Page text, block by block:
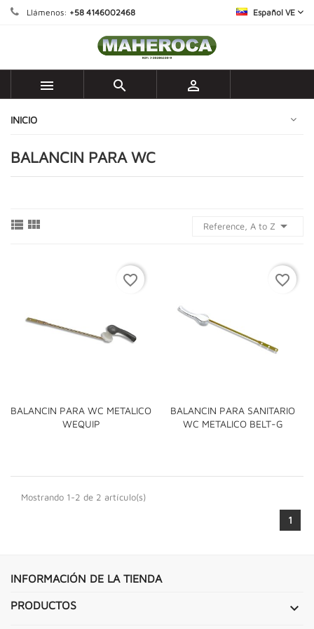
Llámenos: +58 4146002468 Español VE
  
INICIO
BALANCIN PARA WC
  Reference, A to Z 
BALANCIN PARA WC METALICO
WEQUIP
favorite_border
BALANCIN PARA SANITARIO
WC METALICO BELT-G
favorite_border
Mostrando 1-2 de 2 artículo(s)
1
INFORMACIÓN DE LA TIENDA
PRODUCTOS 